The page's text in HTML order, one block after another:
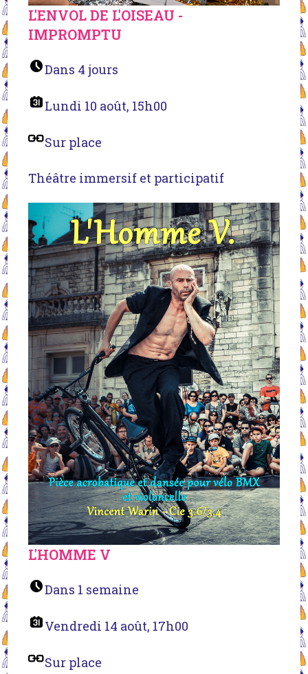
L'ENVOL DE L'OISEAU -
IMPROMPTU
Dans 4 jours
Lundi 10 août, 15h00
Sur place
Théâtre immersif et participatif
L'HOMME V
Dans 1 semaine
Vendredi 14 août, 17h00
Sur place